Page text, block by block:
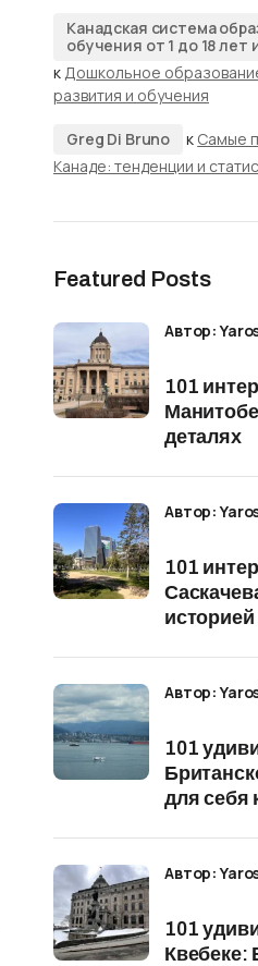
Канадская система
обучения от 1 до 18 лет
к Дошкольное
развития и обучения
Greg Di Bruno к Самые
Канаде: тенденции и
Featured Posts
101
деталях
Автор:
101
Автор:
101
для себя
Автор:
101
Квебеке:
Автор: